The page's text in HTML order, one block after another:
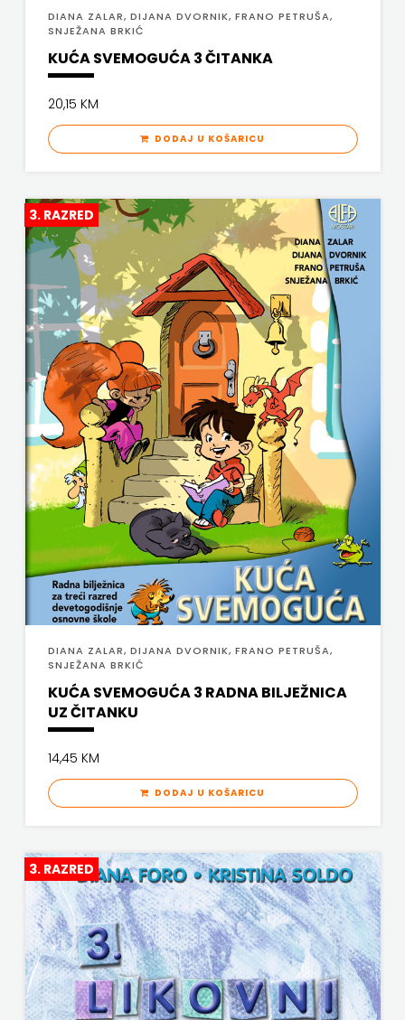
KNJIGA
Telegram
media
grupa
TERAPIJA,
ZAGREB
Twins
Company
UDRUGA
GLUTEN
FREE
U
HNŽ
V.B.Z.
VERBUM
VORTO
PALABRA
ZNANJE
DIANA ZALAR, DIJANA DVORNIK, FRANO PETRUŠA,
SNJEŽANA BRKIĆ
KUĆA SVEMOGUĆA 3 ČITANKA
20,15 KM
DODAJ U KOŠARICU
3. RAZRED
DIANA ZALAR, DIJANA DVORNIK, FRANO PETRUŠA,
SNJEŽANA BRKIĆ
KUĆA SVEMOGUĆA 3 RADNA BILJEŽNICA
UZ ČITANKU
14,45 KM
DODAJ U KOŠARICU
3. RAZRED